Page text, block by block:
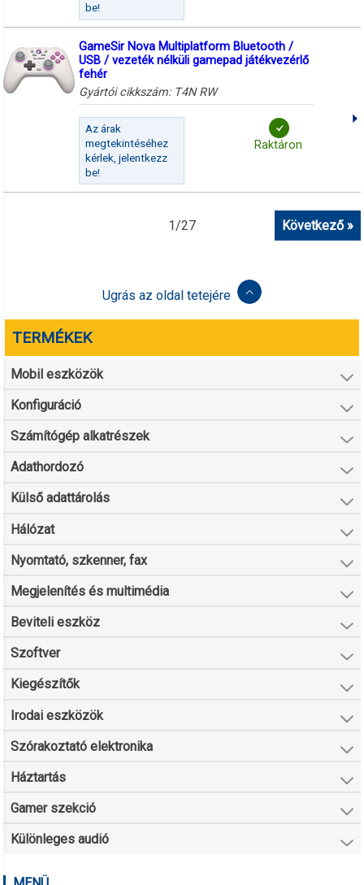
be!
GameSir Nova Multiplatform Bluetooth /
USB / vezeték nélküli gamepad játékvezérlő
fehér
Gyártói cikkszám: T4N RW
Az árak
megtekintéséhez
kérlek, jelentkezz
be!
Raktáron
1/27 Következő »
Ugrás az oldal tetejére
TERMÉKEK
Mobil eszközök
Konfiguráció
Számítógép alkatrészek
Adathordozó
Külső adattárolás
Hálózat
Nyomtató, szkenner, fax
Megjelenítés és multimédia
Beviteli eszköz
Szoftver
Kiegészítők
Irodai eszközök
Szórakoztató elektronika
Háztartás
Gamer szekció
Különleges audió